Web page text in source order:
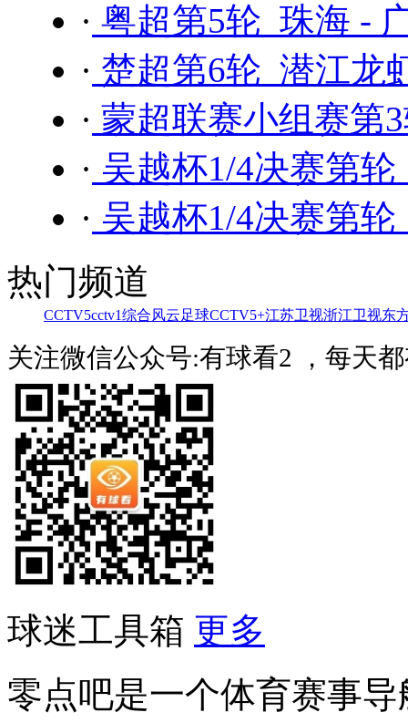
· 粤超第5轮 珠海 -
· 楚超第6轮 潜江龙
· 蒙超联赛小组赛第
· 吴越杯1/4决赛第
· 吴越杯1/4决赛第
热门频道
CCTV5cctv1综合风云足球CCTV5+江苏卫视浙江卫视东
关注微信公众号:有球看2 ，每天
球迷工具箱 更多
零点吧是一个体育赛事